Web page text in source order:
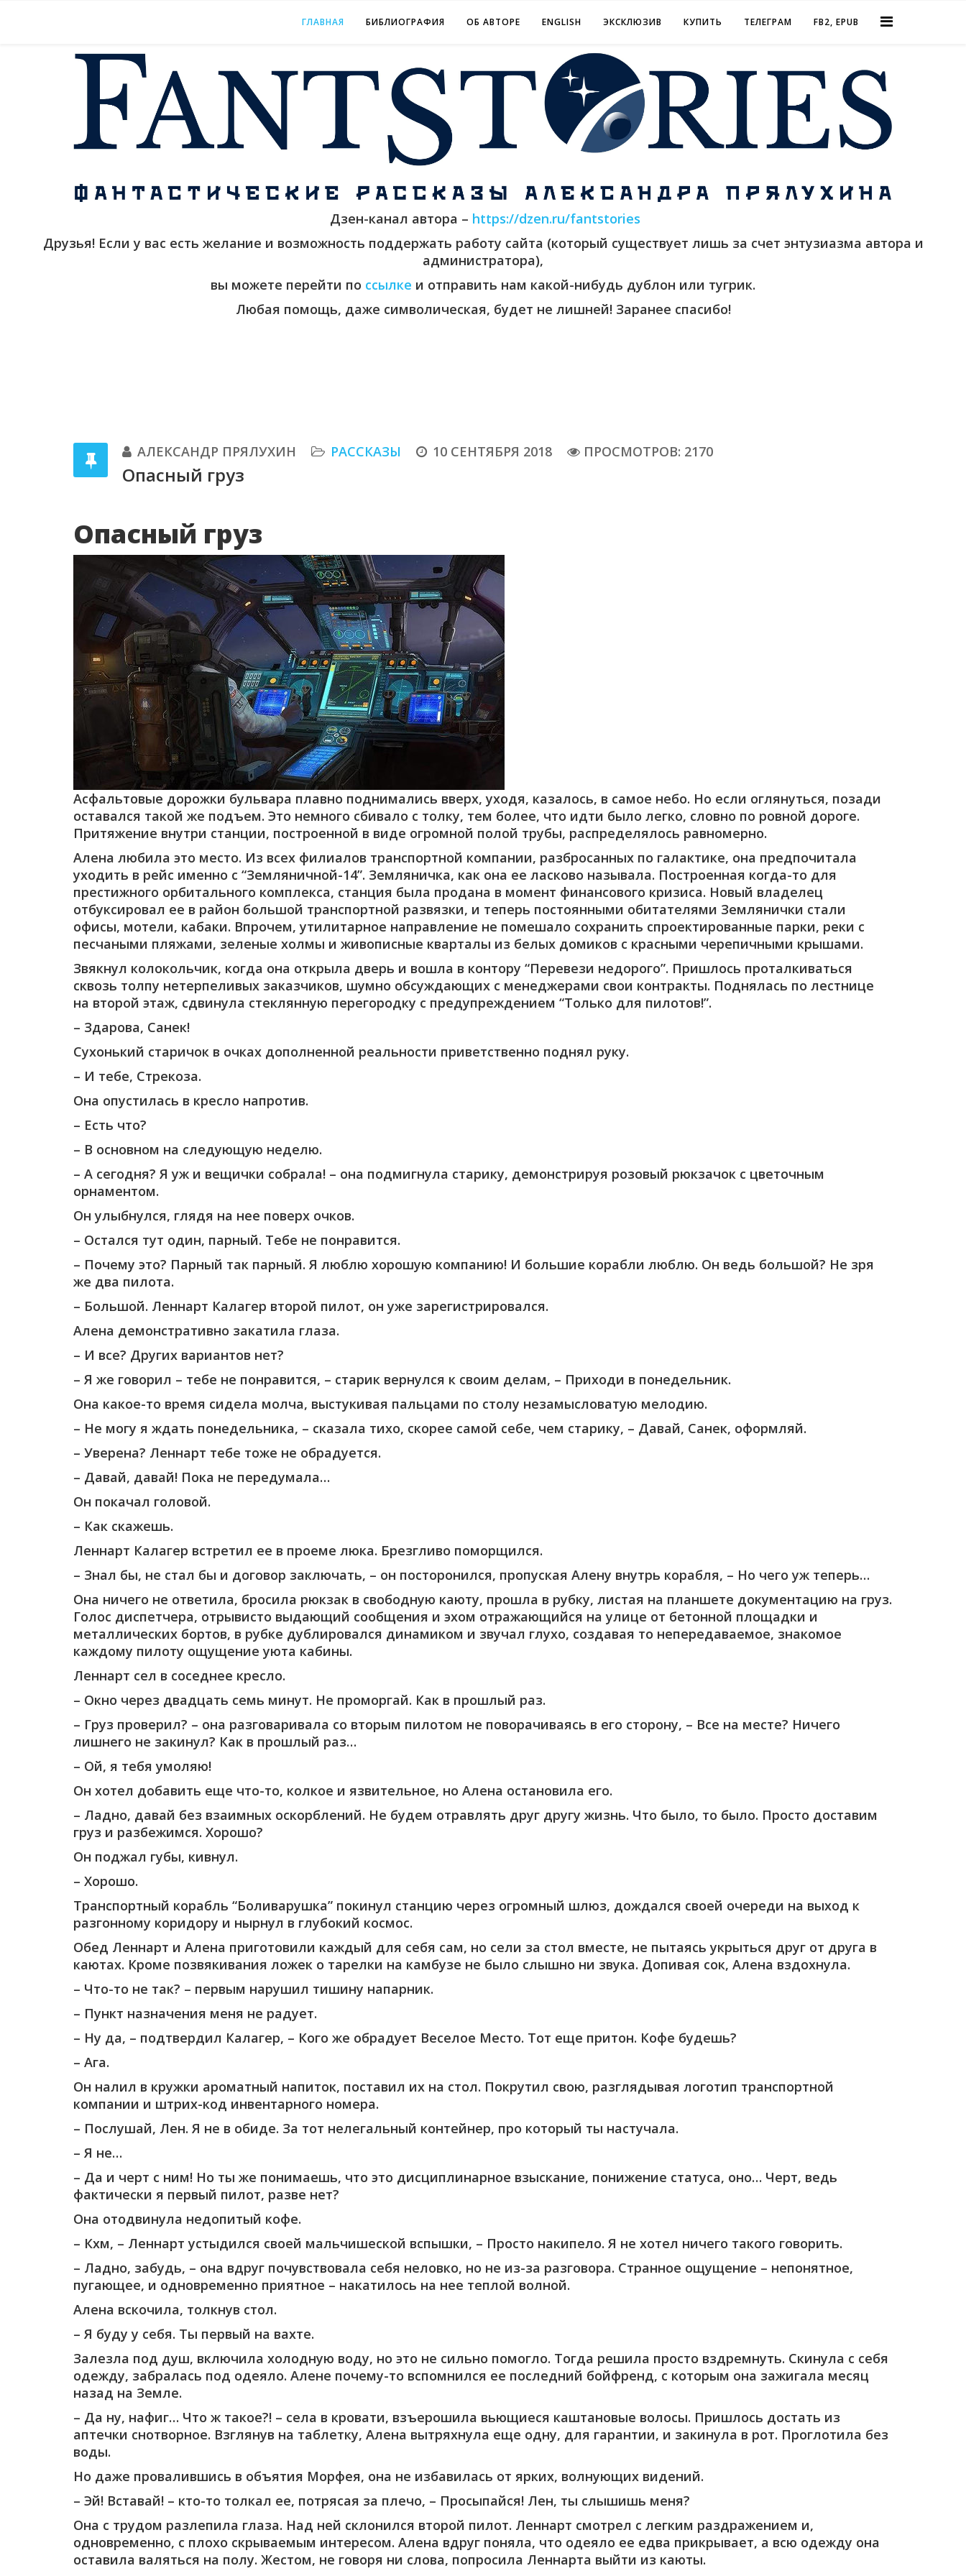
ГЛАВНАЯ БИБЛИОГРАФИЯ ОБ АВТОРЕ ENGLISH ЭКСКЛЮЗИВ КУПИТЬ ТЕЛЕГРАМ FB2, EPUB
Дзен-канал автора – https://dzen.ru/fantstories
Друзья! Если у вас есть желание и возможность поддержать работу сайта (который существует лишь за счет энтузиазма автора и
администратора),
вы можете перейти по ссылке и отправить нам какой-нибудь дублон или тугрик.
Любая помощь, даже символическая, будет не лишней! Заранее спасибо!
АЛЕКСАНДР ПРЯЛУХИН РАССКАЗЫ 10 СЕНТЯБРЯ 2018 ПРОСМОТРОВ: 2170
Опасный груз
Опасный груз
Асфальтовые дорожки бульвара плавно поднимались вверх, уходя, казалось, в самое небо. Но если оглянуться, позади
оставался такой же подъем. Это немного сбивало с толку, тем более, что идти было легко, словно по ровной дороге.
Притяжение внутри станции, построенной в виде огромной полой трубы, распределялось равномерно.
Алена любила это место. Из всех филиалов транспортной компании, разбросанных по галактике, она предпочитала
уходить в рейс именно с “Земляничной-14”. Земляничка, как она ее ласково называла. Построенная когда-то для
престижного орбитального комплекса, станция была продана в момент финансового кризиса. Новый владелец
отбуксировал ее в район большой транспортной развязки, и теперь постоянными обитателями Землянички стали
офисы, мотели, кабаки. Впрочем, утилитарное направление не помешало сохранить спроектированные парки, реки с
песчаными пляжами, зеленые холмы и живописные кварталы из белых домиков с красными черепичными крышами.
Звякнул колокольчик, когда она открыла дверь и вошла в контору “Перевези недорого”. Пришлось проталкиваться
сквозь толпу нетерпеливых заказчиков, шумно обсуждающих с менеджерами свои контракты. Поднялась по лестнице
на второй этаж, сдвинула стеклянную перегородку с предупреждением “Только для пилотов!”.
– Здарова, Санек!
Сухонький старичок в очках дополненной реальности приветственно поднял руку.
– И тебе, Стрекоза.
Она опустилась в кресло напротив.
– Есть что?
– В основном на следующую неделю.
– А сегодня? Я уж и вещички собрала! – она подмигнула старику, демонстрируя розовый рюкзачок с цветочным
орнаментом.
Он улыбнулся, глядя на нее поверх очков.
– Остался тут один, парный. Тебе не понравится.
– Почему это? Парный так парный. Я люблю хорошую компанию! И большие корабли люблю. Он ведь большой? Не зря
же два пилота.
– Большой. Леннарт Калагер второй пилот, он уже зарегистрировался.
Алена демонстративно закатила глаза.
– И все? Других вариантов нет?
– Я же говорил – тебе не понравится, – старик вернулся к своим делам, – Приходи в понедельник.
Она какое-то время сидела молча, выстукивая пальцами по столу незамысловатую мелодию.
– Не могу я ждать понедельника, – сказала тихо, скорее самой себе, чем старику, – Давай, Санек, оформляй.
– Уверена? Леннарт тебе тоже не обрадуется.
– Давай, давай! Пока не передумала…
Он покачал головой.
– Как скажешь.
Леннарт Калагер встретил ее в проеме люка. Брезгливо поморщился.
– Знал бы, не стал бы и договор заключать, – он посторонился, пропуская Алену внутрь корабля, – Но чего уж теперь…
Она ничего не ответила, бросила рюкзак в свободную каюту, прошла в рубку, листая на планшете документацию на груз.
Голос диспетчера, отрывисто выдающий сообщения и эхом отражающийся на улице от бетонной площадки и
металлических бортов, в рубке дублировался динамиком и звучал глухо, создавая то непередаваемое, знакомое
каждому пилоту ощущение уюта кабины.
Леннарт сел в соседнее кресло.
– Окно через двадцать семь минут. Не проморгай. Как в прошлый раз.
– Груз проверил? – она разговаривала со вторым пилотом не поворачиваясь в его сторону, – Все на месте? Ничего
лишнего не закинул? Как в прошлый раз…
– Ой, я тебя умоляю!
Он хотел добавить еще что-то, колкое и язвительное, но Алена остановила его.
– Ладно, давай без взаимных оскорблений. Не будем отравлять друг другу жизнь. Что было, то было. Просто доставим
груз и разбежимся. Хорошо?
Он поджал губы, кивнул.
– Хорошо.
Транспортный корабль “Боливарушка” покинул станцию через огромный шлюз, дождался своей очереди на выход к
разгонному коридору и нырнул в глубокий космос.
Обед Леннарт и Алена приготовили каждый для себя сам, но сели за стол вместе, не пытаясь укрыться друг от друга в
каютах. Кроме позвякивания ложек о тарелки на камбузе не было слышно ни звука. Допивая сок, Алена вздохнула.
– Что-то не так? – первым нарушил тишину напарник.
– Пункт назначения меня не радует.
– Ну да, – подтвердил Калагер, – Кого же обрадует Веселое Место. Тот еще притон. Кофе будешь?
– Ага.
Он налил в кружки ароматный напиток, поставил их на стол. Покрутил свою, разглядывая логотип транспортной
компании и штрих-код инвентарного номера.
– Послушай, Лен. Я не в обиде. За тот нелегальный контейнер, про который ты настучала.
– Я не…
– Да и черт с ним! Но ты же понимаешь, что это дисциплинарное взыскание, понижение статуса, оно… Черт, ведь
фактически я первый пилот, разве нет?
Она отодвинула недопитый кофе.
– Кхм, – Леннарт устыдился своей мальчишеской вспышки, – Просто накипело. Я не хотел ничего такого говорить.
– Ладно, забудь, – она вдруг почувствовала себя неловко, но не из-за разговора. Странное ощущение – непонятное,
пугающее, и одновременно приятное – накатилось на нее теплой волной.
Алена вскочила, толкнув стол.
– Я буду у себя. Ты первый на вахте.
Залезла под душ, включила холодную воду, но это не сильно помогло. Тогда решила просто вздремнуть. Скинула с себя
одежду, забралась под одеяло. Алене почему-то вспомнился ее последний бойфренд, с которым она зажигала месяц
назад на Земле.
– Да ну, нафиг… Что ж такое?! – села в кровати, взъерошила вьющиеся каштановые волосы. Пришлось достать из
аптечки снотворное. Взглянув на таблетку, Алена вытряхнула еще одну, для гарантии, и закинула в рот. Проглотила без
воды.
Но даже провалившись в объятия Морфея, она не избавилась от ярких, волнующих видений.
– Эй! Вставай! – кто-то толкал ее, потрясая за плечо, – Просыпайся! Лен, ты слышишь меня?
Она с трудом разлепила глаза. Над ней склонился второй пилот. Леннарт смотрел с легким раздражением и,
одновременно, с плохо скрываемым интересом. Алена вдруг поняла, что одеяло ее едва прикрывает, а всю одежду она
оставила валяться на полу. Жестом, не говоря ни слова, попросила Леннарта выйти из каюты.